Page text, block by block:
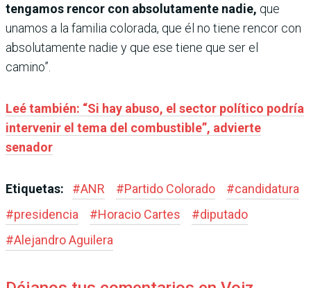
tengamos rencor con absolutamente nadie, que
unamos a la familia colorada, que él no tiene rencor con
absolutamente nadie y que ese tiene que ser el
camino”.
Leé también: “Si hay abuso, el sector político podría
intervenir el tema del combustible”, advierte
senador
Etiquetas: #ANR #Partido Colorado #candidatura
#presidencia #Horacio Cartes #diputado
#Alejandro Aguilera